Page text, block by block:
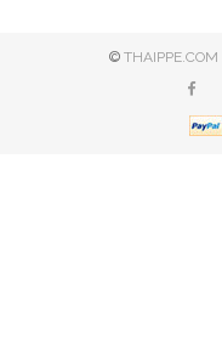
© THAIPPE.COM